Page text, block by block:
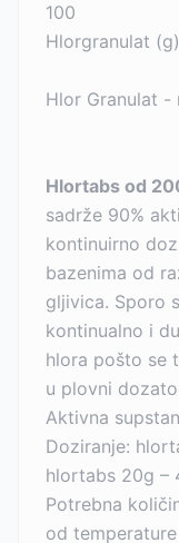
100
Hlorgranulat
Hlor Granulat -
Hlortabs od
sadrže 90%
kontinuirno
bazenima od
gljivica. Sporo
kontinualno i
hlora pošto se
u plovni
Aktivna
Doziranje:
hlortabs 20g –
Potrebna
od